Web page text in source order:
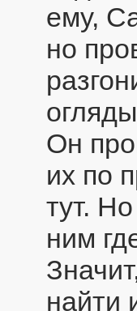
ему,
но
Он
их по
тут.
ним
найти